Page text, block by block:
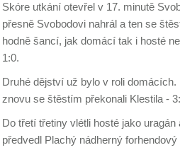
Skóre utkání otevřel v 17. minutě
přesně Svobodovi nahrál a ten se
hodně šancí, jak domácí tak i hosté
1:0.
Druhé dějství už bylo v roli
znovu se štěstím překonali Klestila -
Do třetí třetiny vlétli hosté jako
předvedl Plachý nádherný